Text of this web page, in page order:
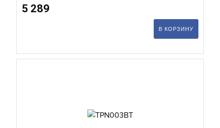
5 289
В КОРЗИНУ